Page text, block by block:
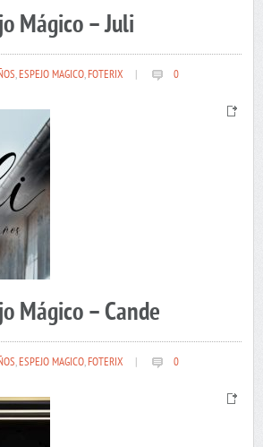
Mágico – Juli
,ESPEJO MAGICO,FOTERIX 0
Mágico – Cande
,ESPEJO MAGICO,FOTERIX 0